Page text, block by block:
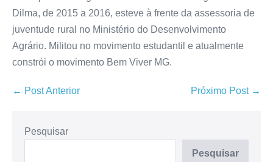
Dilma, de 2015 a 2016, esteve à frente da assessoria de
juventude rural no Ministério do Desenvolvimento
Agrário. Militou no movimento estudantil e atualmente
constrói o movimento Bem Viver MG.
← Post Anterior Próximo Post →
Pesquisar
Pesquisar